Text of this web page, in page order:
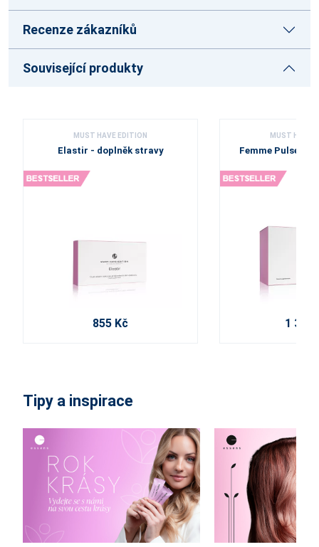
Recenze zákazníků
Související produkty
MUST HAVE EDITION
Elastir - doplněk stravy
855 Kč
MUST HAVE
Femme Pulse -
1 305
Tipy a inspirace